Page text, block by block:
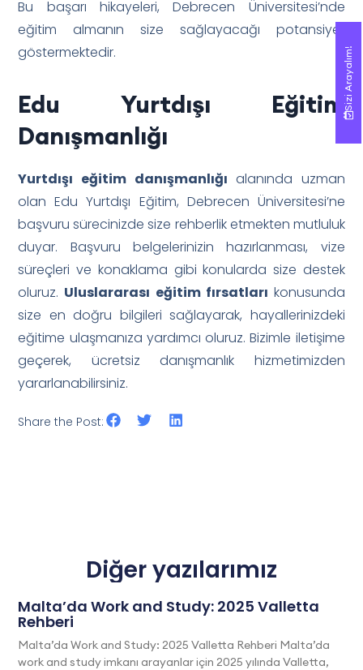
Bu başarı hikayeleri, Debrecen Üniversitesi’nde
eğitim almanın size sağlayacağı potansiyeli
göstermektedir.
Edu Yurtdışı Eğitim
Danışmanlığı
Yurtdışı eğitim danışmanlığı alanında uzman
olan Edu Yurtdışı Eğitim, Debrecen Üniversitesi’ne
başvuru sürecinizde size rehberlik etmekten mutluluk
duyar. Başvuru belgelerinizin hazırlanması, vize
süreçleri ve konaklama gibi konularda size destek
oluruz. Uluslararası eğitim fırsatları konusunda
size en doğru bilgileri sağlayarak, hayallerinizdeki
eğitime ulaşmanıza yardımcı oluruz. Bizimle iletişime
geçerek, ücretsiz danışmanlık hizmetimizden
yararlanabilirsiniz.
Share the Post:
Diğer yazılarımız
Malta’da Work and Study: 2025 Valletta
Rehberi
Malta’da Work and Study: 2025 Valletta Rehberi Malta’da
work and study imkanı arayanlar için 2025 yılında Valletta,
Sizi Arayalım!
Sizi Arayalım!